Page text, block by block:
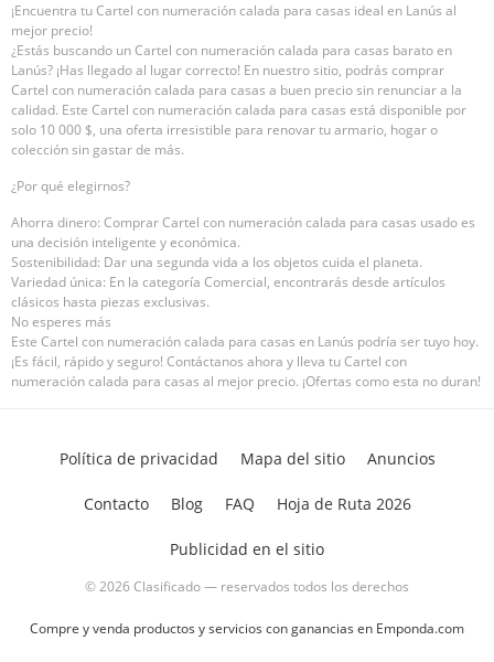
¡Encuentra tu Cartel con numeración calada para casas ideal en Lanús al
mejor precio!
¿Estás buscando un Cartel con numeración calada para casas barato en
Lanús? ¡Has llegado al lugar correcto! En nuestro sitio, podrás comprar
Cartel con numeración calada para casas a buen precio sin renunciar a la
calidad. Este Cartel con numeración calada para casas está disponible por
solo 10 000 $, una oferta irresistible para renovar tu armario, hogar o
colección sin gastar de más.
¿Por qué elegirnos?
Ahorra dinero: Comprar Cartel con numeración calada para casas usado es
una decisión inteligente y económica.
Sostenibilidad: Dar una segunda vida a los objetos cuida el planeta.
Variedad única: En la categoría Comercial, encontrarás desde artículos
clásicos hasta piezas exclusivas.
No esperes más
Este Cartel con numeración calada para casas en Lanús podría ser tuyo hoy.
¡Es fácil, rápido y seguro! Contáctanos ahora y lleva tu Cartel con
numeración calada para casas al mejor precio. ¡Ofertas como esta no duran!
© 2026 Clasificado — reservados todos los derechos
Política de privacidad Mapa del sitio Anuncios
Contacto Blog FAQ Hoja de Ruta 2026
Publicidad en el sitio
Compre y venda productos y servicios con ganancias en Emponda.com